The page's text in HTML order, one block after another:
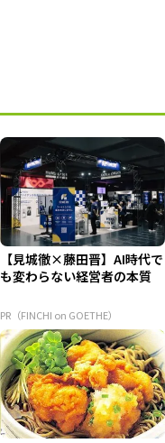
【見城徹×藤田晋】AI時代で
も変わらない経営者の本質
PR（FINCHI on GOETHE）